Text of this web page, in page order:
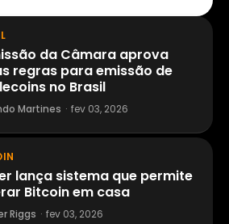
da Câmara aprova
regras para emissão de
no Brasil
Martines · fev 03, 2026
lança sistema que permite
Bitcoin em casa
Riggs · fev 03, 2026